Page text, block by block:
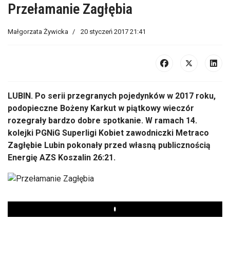
Przełamanie Zagłębia
Małgorzata Żywicka 20 styczeń 2017 21:41
LUBIN. Po serii przegranych pojedynków w 2017 roku,
podopieczne Bożeny Karkut w piątkowy wieczór
rozegrały bardzo dobre spotkanie. W ramach 14.
kolejki PGNiG Superligi Kobiet zawodniczki Metraco
Zagłębie Lubin pokonały przed własną publicznością
Energię AZS Koszalin 26:21.
Play